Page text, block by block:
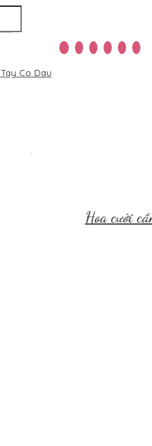
Hoa cưới